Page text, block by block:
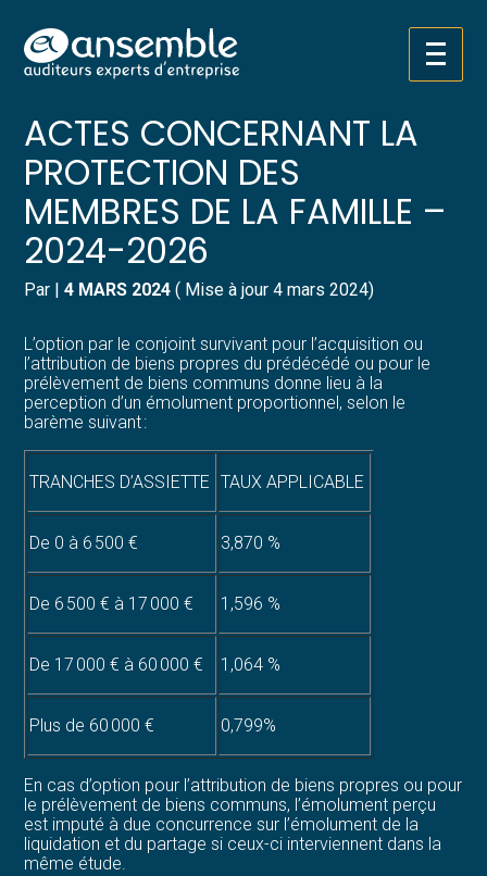
Aller
au
Créer et reprendre une activité
Gérer votre quotidien
Piloter votre entreprise
Développer votre entreprise
Construire votre patrimoine
Structurer votre croissance
Être prêt pour la facturation
électronique
Pilotez votre gestion
Suivre votre comptabilité
Gérer vos ressources humaines
Dématérialiser vos documents
TARIFS DES NOTAIRES –
ACTES CONCERNANT LA
PROTECTION DES
MEMBRES DE LA FAMILLE –
2024-2026
Par |4 MARS 2024 ( Mise à jour 4 mars 2024)
L’option par le conjoint survivant pour l’acquisition ou
l’attribution de biens propres du prédécédé ou pour le
prélèvement de biens communs donne lieu à la
perception d’un émolument proportionnel, selon le
barème suivant :
TRANCHES D’ASSIETTE TAUX APPLICABLE
De 0 à 6 500 € 3,870 %
De 6 500 € à 17 000 € 1,596 %
De 17 000 € à 60 000 € 1,064 %
Plus de 60 000 € 0,799%
En cas d’option pour l’attribution de biens propres ou pour
le prélèvement de biens communs, l’émolument perçu
est imputé à due concurrence sur l’émolument de la
liquidation et du partage si ceux-ci interviennent dans la
même étude.